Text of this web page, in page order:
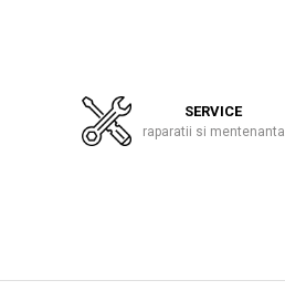
SERVICE
raparatii si mentenanta